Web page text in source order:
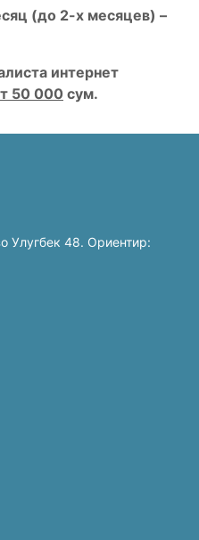
(до 2-х месяцев) –
интернет
50 000 сум.
Улугбек 48. Ориентир: